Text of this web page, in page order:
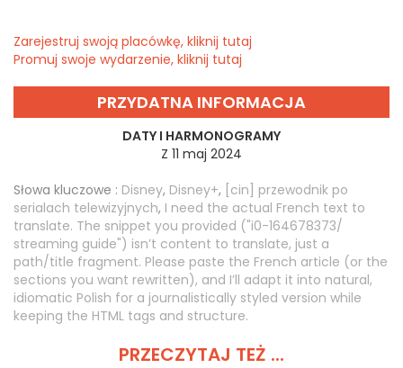
Zarejestruj swoją placówkę, kliknij tutaj
Promuj swoje wydarzenie, kliknij tutaj
PRZYDATNA INFORMACJA
DATY I HARMONOGRAMY
Z 11 maj 2024
Słowa kluczowe : Disney, Disney+, [cin] przewodnik po
serialach telewizyjnych, I need the actual French text to
translate. The snippet you provided ("i0-164678373/
streaming guide") isn’t content to translate, just a
path/title fragment. Please paste the French article (or the
sections you want rewritten), and I’ll adapt it into natural,
idiomatic Polish for a journalistically styled version while
keeping the HTML tags and structure.
PRZECZYTAJ TEŻ ...